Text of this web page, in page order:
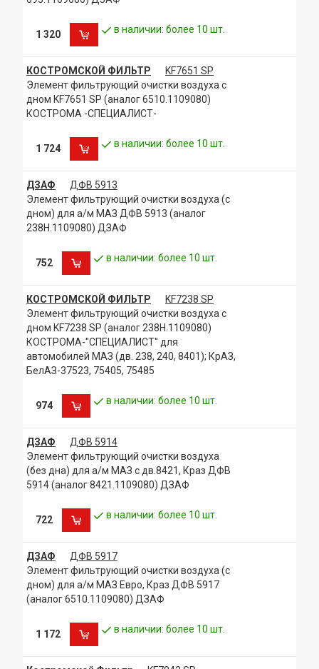
1 320 в наличии: более 10 шт.
КОСТРОМСКОЙ ФИЛЬТР
KF7651 SP
Элемент фильтрующий очистки воздуха с
дном KF7651 SP (аналог 6510.1109080)
КОСТРОМА -СПЕЦИАЛИСТ-
1 724 в наличии: более 10 шт.
ДЗАФ
ДФВ 5913
Элемент фильтрующий очистки воздуха (с
дном) для а/м МАЗ ДФВ 5913 (аналог
238Н.1109080) ДЗАФ
752 в наличии: более 10 шт.
КОСТРОМСКОЙ ФИЛЬТР
KF7238 SP
Элемент фильтрующий очистки воздуха с
дном KF7238 SP (аналог 238Н.1109080)
КОСТРОМА-"СПЕЦИАЛИСТ" для
автомобилей МАЗ (дв. 238, 240, 8401); КрАЗ,
БелАЗ-37523, 75405, 75485
974 в наличии: более 10 шт.
ДЗАФ
ДФВ 5914
Элемент фильтрующий очистки воздуха
(без дна) для а/м МАЗ с дв.8421, Краз ДФВ
5914 (аналог 8421.1109080) ДЗАФ
722 в наличии: более 10 шт.
ДЗАФ
ДФВ 5917
Элемент фильтрующий очистки воздуха (с
дном) для а/м МАЗ Евро, Краз ДФВ 5917
(аналог 6510.1109080) ДЗАФ
1 172 в наличии: более 10 шт.